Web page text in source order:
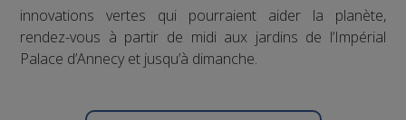
innovations vertes qui pourraient aider la planète,
rendez-vous à partir de midi aux jardins de l’Impérial
Palace d’Annecy et jusqu’à dimanche.